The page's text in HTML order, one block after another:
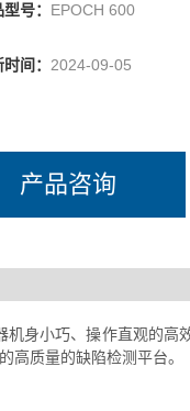
号： EPOCH 600
间： 2024-09-05
产品咨询
身小巧、操作直观的高
高质量的缺陷检测平台。